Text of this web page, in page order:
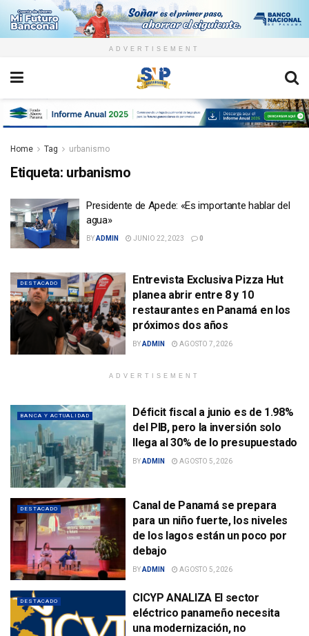
ADVERTISEMENT
Home Tag urbanismo
Etiqueta: urbanismo
Presidente de Apede: «Es importante hablar del
agua»
BYADMIN JUNIO 22, 2023 0
DESTACADO
Entrevista Exclusiva Pizza Hut
planea abrir entre 8 y 10
restaurantes en Panamá en los
próximos dos años
BYADMIN AGOSTO 7, 2026
ADVERTISEMENT
BANCA Y ACTUALIDAD
Déficit fiscal a junio es de 1.98%
del PIB, pero la inversión solo
llega al 30% de lo presupuestado
BYADMIN AGOSTO 5, 2026
DESTACADO
Canal de Panamá se prepara
para un niño fuerte, los niveles
de los lagos están un poco por
debajo
BYADMIN AGOSTO 5, 2026
DESTACADO
CICYP ANALIZA El sector
eléctrico panameño necesita
una modernización, no